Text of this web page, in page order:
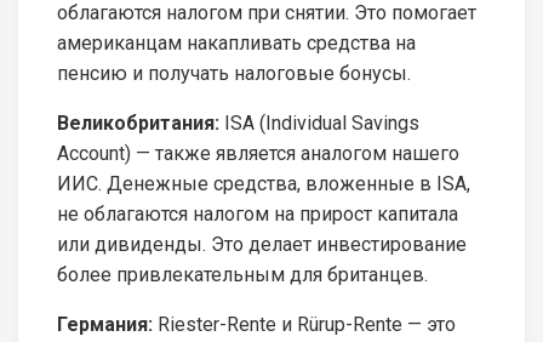
облагаются налогом при снятии. Это помогает
американцам накапливать средства на
пенсию и получать налоговые бонусы.
Великобритания: ISA (Individual Savings
Account) — также является аналогом нашего
ИИС. Денежные средства, вложенные в ISA,
не облагаются налогом на прирост капитала
или дивиденды. Это делает инвестирование
более привлекательным для британцев.
Германия: Riester-Rente и Rürup-Rente — это